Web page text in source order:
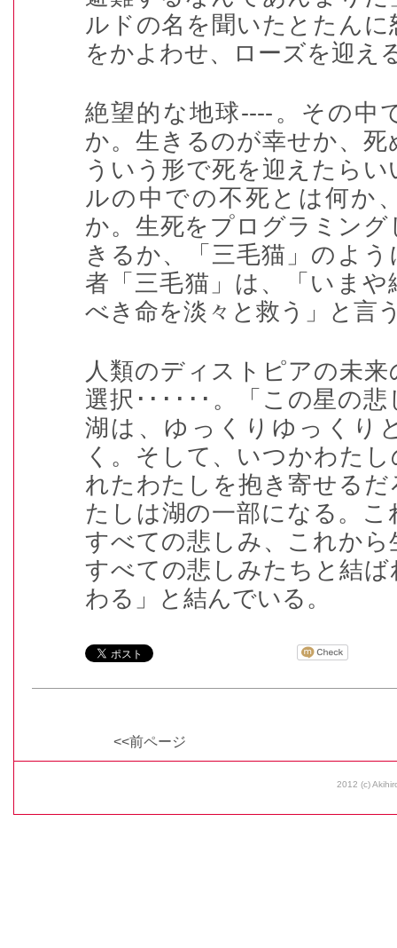
ルドの名を聞いたとたん
をかよわせ、ローズを迎え
絶望的な地球----。その中
か。生きるのが幸せか、
ういう形で死を迎えたら
ルの中での不死とは何か
か。生死をプログラミン
きるか、「三毛猫」のよ
者「三毛猫」は、「いま
べき命を淡々と救う」と言
人類のディストピアの未
選択 ･･････ 。「この星の
湖は、ゆっくりゆっくり
く。そして、いつかわた
れたわたしを抱き寄せる
たしは湖の一部になる。
すべての悲しみ、これか
すべての悲しみたちと結
わる」と結んでいる。
<<前ページ
2012 (c)